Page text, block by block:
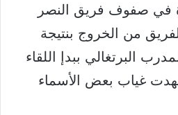
في صفوف فريق النصر
من الخروج بنتيجة
البرتغالي ببدإ اللقاء
غياب بعض الأسماء